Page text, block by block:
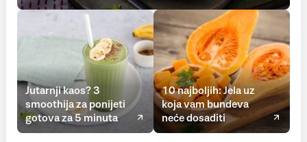
Jutarnji kaos? 3
smoothija za ponijeti
gotova za 5 minuta
10 najboljih: Jela uz
koja vam bundeva
neće dosaditi